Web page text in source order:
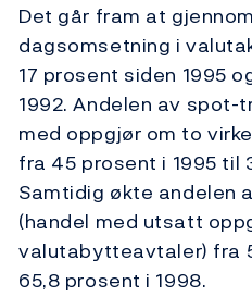
Det går fram at
dagsomsetning i
17 prosent siden 1995
1992. Andelen av spot-
med oppgjør om to
fra 45 prosent i 1995 til
Samtidig økte andelen
(handel med utsatt
valutabytteavtaler) fra
65,8 prosent i 1998.